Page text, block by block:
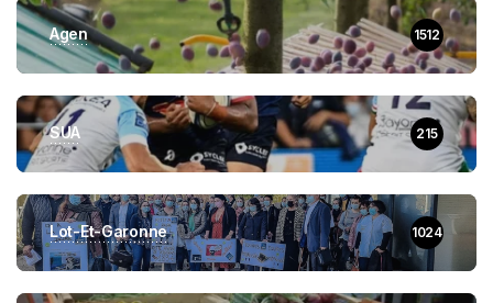
Agen 1512
SUA 215
Lot-Et-Garonne 1024